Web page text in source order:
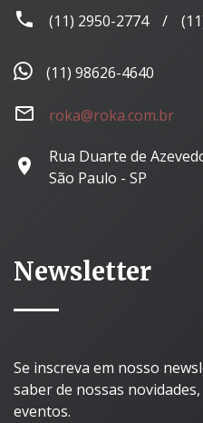
(11) 2950-2774 /
(11) 98626-4640
roka@roka.com.br
Rua Duarte de
São Paulo - SP
Newsletter
Se inscreva em nosso
saber de nossas
eventos.